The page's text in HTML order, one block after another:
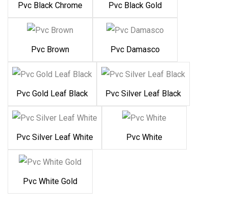
Pvc Black Chrome Pvc Black Gold
Pvc Brown Pvc Damasco
Pvc Gold Leaf Black Pvc Silver Leaf Black
Pvc Silver Leaf White Pvc White
Pvc White Gold